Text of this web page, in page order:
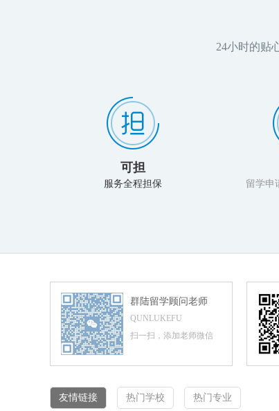
24小时的贴
可担
服务全程担保 留学申
群陆留学顾问老师
QUNLUKEFU
扫一扫，添加老师微信
友情链接 热门学校 热门专业